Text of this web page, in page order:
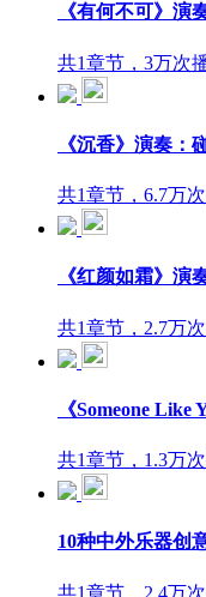
《有何不可》演
共1章节，3万次
《沉香》演奏：
共1章节，6.7万
《红颜如霜》演
共1章节，2.7万
《Someone
共1章节，1.3万
10种中外乐器创
共1章节，2.4万